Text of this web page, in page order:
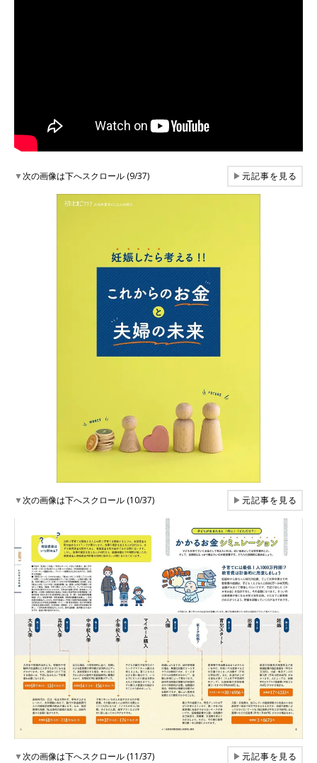
▼次の画像は下へスクロール (9/37) ▶元記事を見る
▼次の画像は下へスクロール (10/37) ▶元記事を見る
▼次の画像は下へスクロール (11/37) ▶元記事を見る